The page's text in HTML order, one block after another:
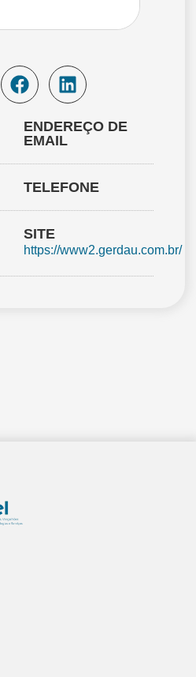
ENDEREÇO DE
EMAIL
TELEFONE
SITE
https://www2.gerdau.com.br/